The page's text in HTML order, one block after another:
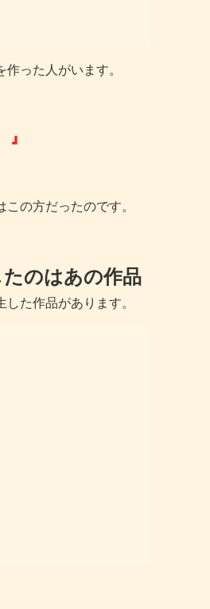
った人がいます。
の方だったのです。
のはあの作品
た作品があります。